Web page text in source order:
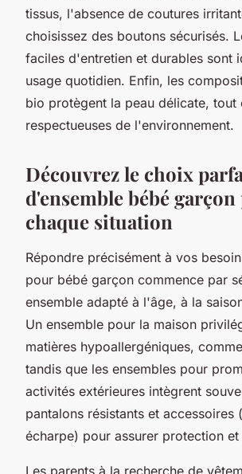
tissus, l'absence de coutures
choisissez des boutons sécurisés.
faciles d'entretien et durables sont
usage quotidien. Enfin, les
bio protègent la peau délicate, tout
respectueuses de l'environnement.
Découvrez le choix
d'ensemble bébé
chaque situation
Répondre précisément à vos
pour bébé garçon commence par
ensemble adapté à l'âge, à la
Un ensemble pour la maison
matières hypoallergéniques,
tandis que les ensembles pour
activités extérieures intègrent
pantalons résistants et accessoires
écharpe) pour assurer protection
Les parents à la recherche de